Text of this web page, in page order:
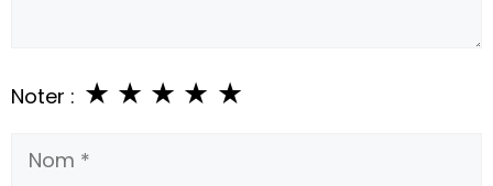
Noter : ★
★
★
★
★
Nom